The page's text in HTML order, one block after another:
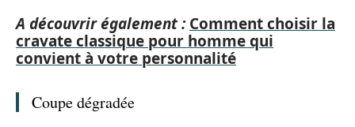
A découvrir également : Comment choisir la
cravate classique pour homme qui
convient à votre personnalité
Coupe dégradée